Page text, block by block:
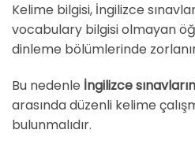
Kelime bilgisi, İngilizce
vocabulary bilgisi olmayan
dinleme bölümlerinde
Bu nedenle İngilizce
arasında düzenli kelime
bulunmalıdır.